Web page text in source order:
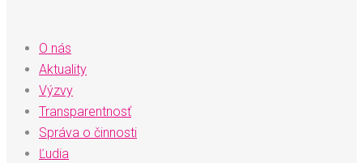
O nás
Aktuality
Výzvy
Transparentnosť
Správa o činnosti
Ľudia